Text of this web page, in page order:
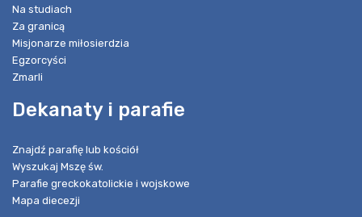
Na studiach
Za granicą
Misjonarze miłosierdzia
Egzorcyści
Zmarli
Dekanaty i parafie
Znajdź parafię lub kościół
Wyszukaj Mszę św.
Parafie greckokatolickie i wojskowe
Mapa diecezji